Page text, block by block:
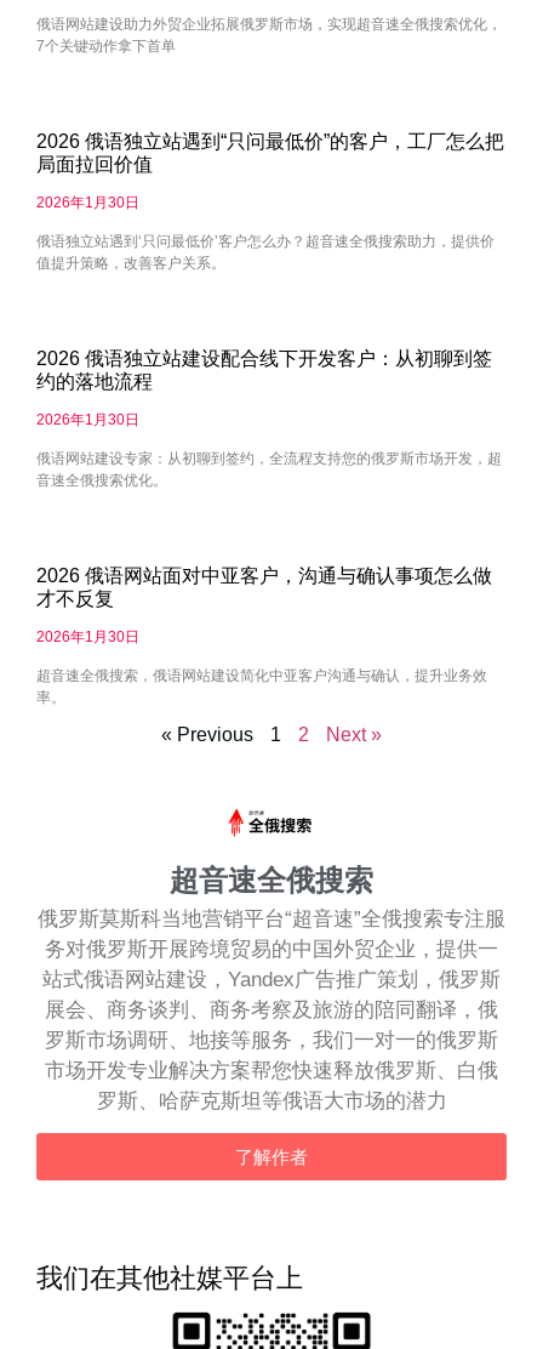
俄语网站建设助力外贸企业拓展俄罗斯市场，实现超音速全俄搜索优化，
7个关键动作拿下首单
2026 俄语独立站遇到“只问最低价”的客户，工厂怎么把
局面拉回价值
2026年1月30日
俄语独立站遇到‘只问最低价’客户怎么办？超音速全俄搜索助力，提供价
值提升策略，改善客户关系。
2026 俄语独立站建设配合线下开发客户：从初聊到签
约的落地流程
2026年1月30日
俄语网站建设专家：从初聊到签约，全流程支持您的俄罗斯市场开发，超
音速全俄搜索优化。
2026 俄语网站面对中亚客户，沟通与确认事项怎么做
才不反复
2026年1月30日
超音速全俄搜索，俄语网站建设简化中亚客户沟通与确认，提升业务效
率。
« Previous 1 2 Next »
超音速全俄搜索
俄罗斯莫斯科当地营销平台“超音速”全俄搜索专注服
务对俄罗斯开展跨境贸易的中国外贸企业，提供一
站式俄语网站建设，Yandex广告推广策划，俄罗斯
展会、商务谈判、商务考察及旅游的陪同翻译，俄
罗斯市场调研、地接等服务，我们一对一的俄罗斯
市场开发专业解决方案帮您快速释放俄罗斯、白俄
罗斯、哈萨克斯坦等俄语大市场的潜力
了解作者
我们在其他社媒平台上